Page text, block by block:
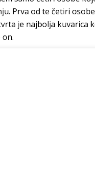
Prva od te četiri
je najbolja kuvarica
on.